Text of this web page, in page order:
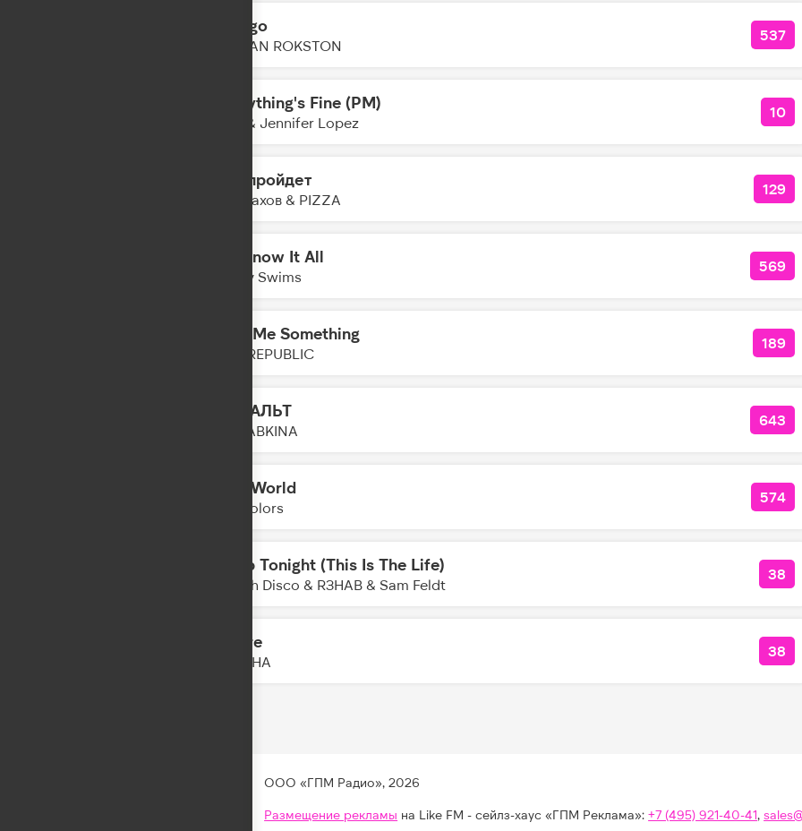
Vertigo
AVALAN ROKSTON
537
Everything's Fine (PM)
Alok & Jennifer Lopez
10
Это пройдет
Джарахов & PIZZA
129
Mr. Know It All
Teddy Swims
569
Give Me Something
ONE REPUBLIC
189
АСФАЛЬТ
SERYABKINA
643
Mad World
Twocolors
574
Sleep Tonight (This Is The Life)
Switch Disco & R3HAB & Sam Feldt
38
Amore
NYUSHA
38
ООО «ГПМ Радио», 2026
Размещение рекламы на Like FM - сейлз-хаус «ГПМ Реклама»:+7 (495) 921-40-41,